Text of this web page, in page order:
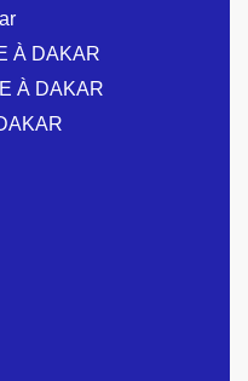
À DAKAR
À DAKAR